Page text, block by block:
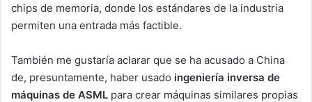
chips de memoria, donde los estándares de la industria
permiten una entrada más factible.
También me gustaría aclarar que se ha acusado a China
de, presuntamente, haber usado ingeniería inversa de
máquinas de ASML para crear máquinas similares propias